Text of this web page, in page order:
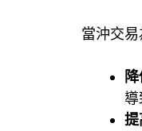
當沖交
導
提